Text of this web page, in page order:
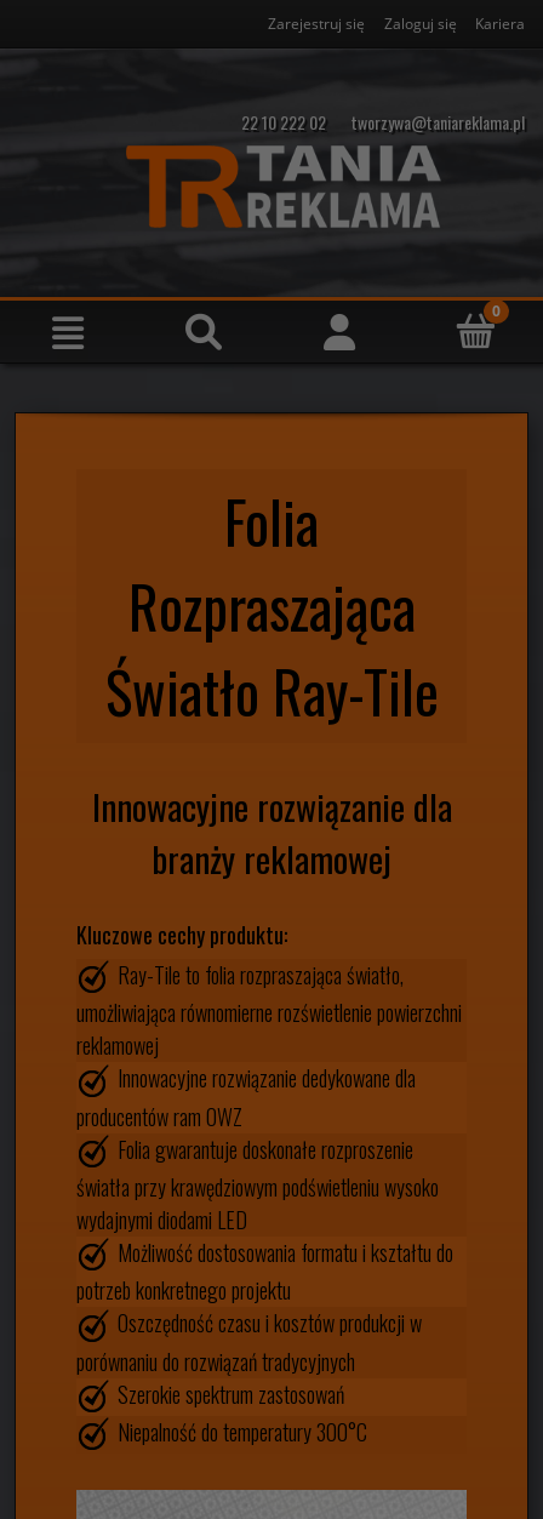
Zarejestruj się Zaloguj się Kariera
22 10 222 02 tworzywa@taniareklama.pl
Folia
Rozpraszająca
Światło Ray-Tile
Innowacyjne rozwiązanie dla
branży reklamowej
Kluczowe cechy produktu:
Ray-Tile to folia rozpraszająca światło,
umożliwiająca równomierne rozświetlenie powierzchni
reklamowej
Innowacyjne rozwiązanie dedykowane dla
producentów ram OWZ
Folia gwarantuje doskonałe rozproszenie
światła przy krawędziowym podświetleniu wysoko
wydajnymi diodami LED
Możliwość dostosowania formatu i kształtu do
potrzeb konkretnego projektu
Oszczędność czasu i kosztów produkcji w
porównaniu do rozwiązań tradycyjnych
Szerokie spektrum zastosowań
Niepalność do temperatury 300°C